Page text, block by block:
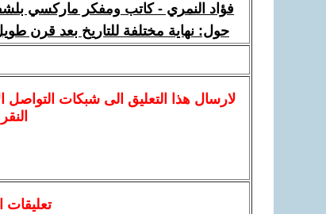
فؤاد النمري - كاتب ومفكر ماركسي
حول: نهاية مختلفة للتاريخ بعد قرن
لارسالهذا التعليق الى شبكات التواصل
تعليقات